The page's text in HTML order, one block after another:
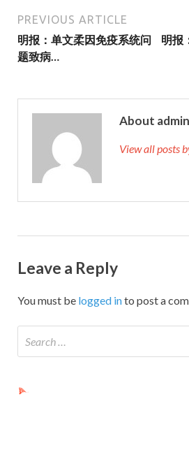
PREVIOUS ARTICLE
明报：单文柔因免疫系统问
题致病…
明报
About admin
View all posts
Leave a Reply
You must be logged into post a